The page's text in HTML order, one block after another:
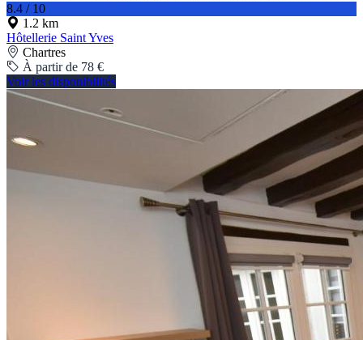
8.4 / 10
1.2 km
Hôtellerie Saint Yves
Chartres
À partir de 78 €
Voir les disponibilités